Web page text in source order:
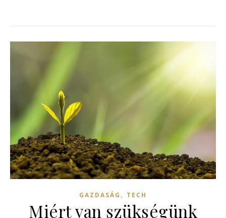
GAZDASÁG , TECH
Miért van szükségünk